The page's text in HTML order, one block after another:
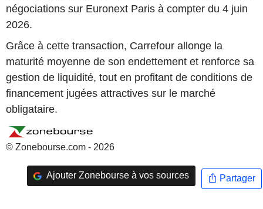
négociations sur Euronext Paris à compter du 4 juin
2026.
Grâce à cette transaction, Carrefour allonge la
maturité moyenne de son endettement et renforce sa
gestion de liquidité, tout en profitant de conditions de
financement jugées attractives sur le marché
obligataire.
© Zonebourse.com - 2026
Ajouter Zonebourse à vos sources Partager